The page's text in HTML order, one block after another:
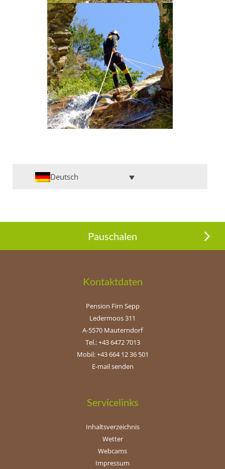
Deutsch
Pauschalen
Kontaktdaten
Pension Firn Sepp
Ledermoos 311
A-5570 Mauterndorf
Tel.: +43 6472 7013
Mobil: +43 664 12 36 501
E-mail senden
Servicelinks
Inhaltsverzeichnis
Wetter
Webcams
Impressum